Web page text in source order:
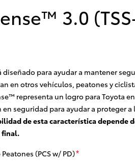
3.0
diseñado para ayudar a mantener
en otros vehículos, peatones y
representa un logro para Toyota
seguridad para ayudar a proteger a
de esta característica depende
final.
(PCS w/ PD)*